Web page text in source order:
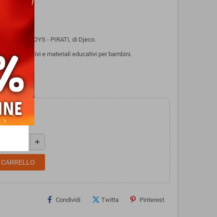
ARTY TOYS - PIRATI, di Djeco.
creativi e materiali educativi per bambini.
add
Condividi Twitta Pinterest